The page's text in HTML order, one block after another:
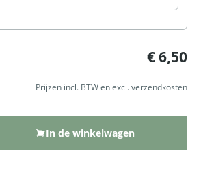
€ 6,50
Prijzen incl. BTW en excl. verzendkosten
In de winkelwagen